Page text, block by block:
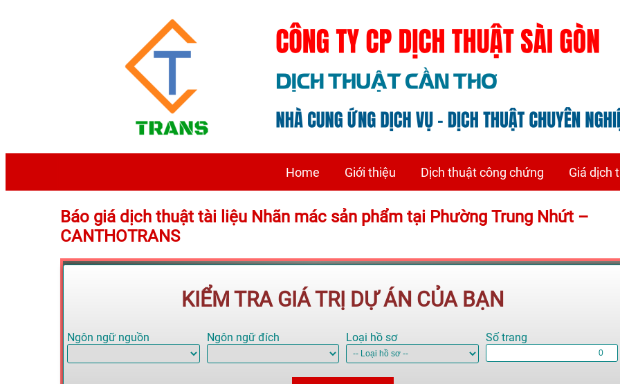
Home Giới thiệu Dịch thuật công chứng Giá dịch
Báo giá dịch thuật tài liệu Nhãn mác sản phẩm tại Phường Trung Nhứt –
CANTHOTRANS
KIỂM TRA GIÁ TRỊ DỰ ÁN CỦA BẠN
Ngôn ngữ nguồn Ngôn ngữ đích Loại hồ sơ Số trang